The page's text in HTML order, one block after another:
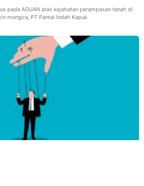
pada AGUAN atas kejahatan perampasan tanah di
mengira, PT Pantai Indah Kapuk